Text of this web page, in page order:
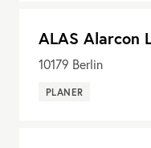
ALAS Alarcon
10179 Berlin
PLANER